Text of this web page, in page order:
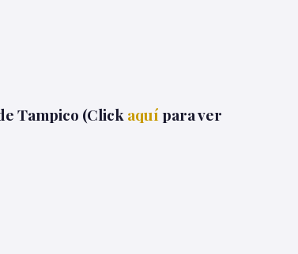
Tampico (Click aquí para ver